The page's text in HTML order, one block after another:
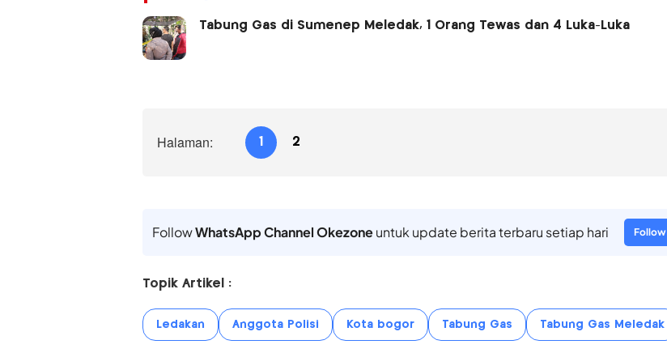
Tabung Gas di Sumenep Meledak, 1 Orang Tewas dan 4 Luka-Luka
Halaman: 1 2
FollowWhatsApp Channel Okezoneuntuk update berita terbaru setiap hari Follow
Topik Artikel :
Ledakan Anggota Polisi Kota bogor Tabung Gas Tabung Gas Meledak